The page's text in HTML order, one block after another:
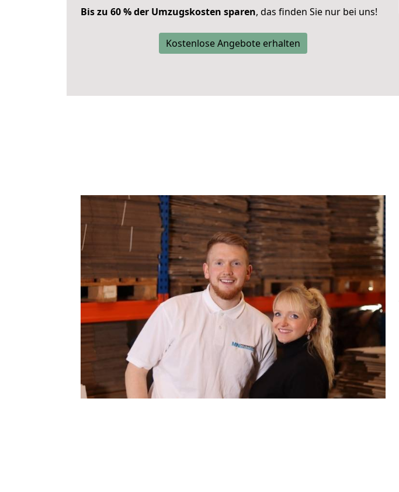
Bis zu 60 % der Umzugskosten sparen, das finden Sie nur bei uns!
Kostenlose Angebote erhalten